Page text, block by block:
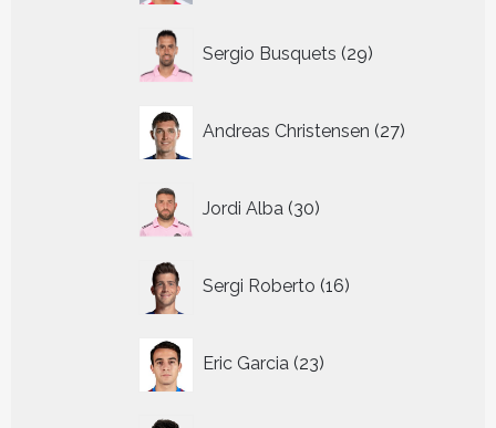
Sergio Busquets 29
producten
Andreas Christensen 27
producten
Jordi Alba 30
producten
Sergi Roberto 16
producten
Eric Garcia 23
producten